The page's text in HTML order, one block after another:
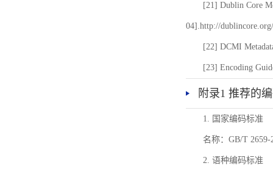
[21] Dublin Core
04].http://
[22] DCMI
[23] Encoding
附录1 推荐的
1. 国家编码标准
名称：GB/T
2. 语种编码标准